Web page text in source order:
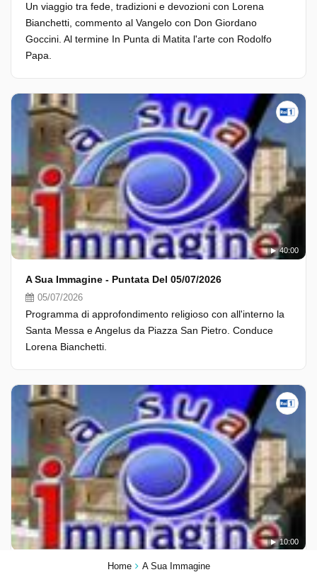
Home A Sua Immagine
Un viaggio tra fede, tradizioni e devozioni con Lorena
Bianchetti, commento al Vangelo con Don Giordano
Goccini. Al termine In Punta di Matita l'arte con Rodolfo
Papa.
40:00
A Sua Immagine - Puntata Del 05/07/2026
05/07/2026
Programma di approfondimento religioso con all'interno la
Santa Messa e Angelus da Piazza San Pietro. Conduce
Lorena Bianchetti.
10:00
A Sua Immagine - Puntata Del 05/07/2026